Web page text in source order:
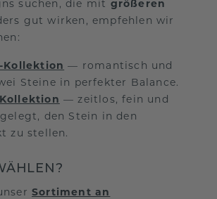
suchen, die mit größeren
gut wirken, empfehlen wir
Kollektion — romantisch und
Steine in perfekter Balance.
— zeitlos, fein und
den Stein in den
zu stellen.
Sortiment an